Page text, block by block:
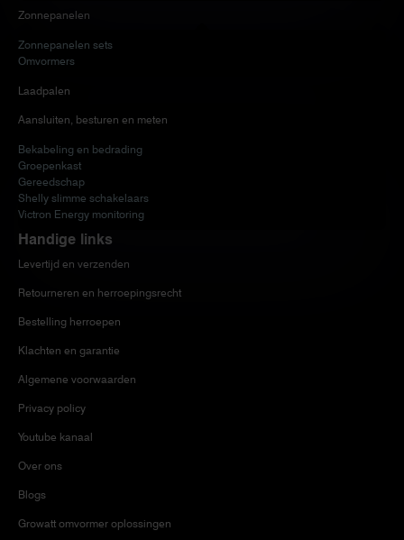
Zonnepanelen
Zonnepanelen sets
Omvormers
Laadpalen
Aansluiten, besturen en meten
Bekabeling en bedrading
Groepenkast
Gereedschap
Shelly slimme schakelaars
Victron Energy monitoring
Handige links
Levertijd en verzenden
Retourneren en herroepingsrecht
Bestelling herroepen
Klachten en garantie
Algemene voorwaarden
Privacy policy
Youtube kanaal
Over ons
Blogs
Growatt omvormer oplossingen